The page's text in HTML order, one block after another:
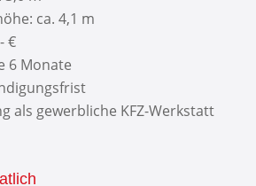
ca. 4,1 m
€
6 Monate
als gewerbliche KFZ-Werkstatt